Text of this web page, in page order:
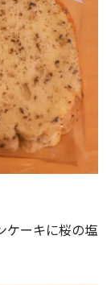
ケーキに桜の塩